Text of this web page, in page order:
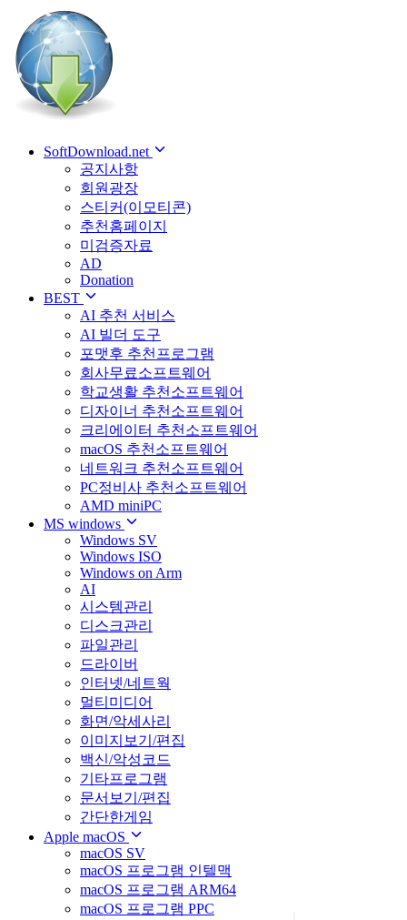
SoftDownload.net
공지사항
회원광장
스티커(이모티콘)
추천홈페이지
미검증자료
AD
Donation
BEST
AI 추천 서비스
AI 빌더 도구
포맷후 추천프로그램
회사무료소프트웨어
학교생활 추천소프트웨어
디자이너 추천소프트웨어
크리에이터 추천소프트웨어
macOS 추천소프트웨어
네트워크 추천소프트웨어
PC정비사 추천소프트웨어
AMD miniPC
MS windows
Windows SV
Windows ISO
Windows on Arm
AI
시스템관리
디스크관리
파일관리
드라이버
인터넷/네트웍
멀티미디어
화면/악세사리
이미지보기/편집
백신/악성코드
기타프로그램
문서보기/편집
간단한게임
Apple macOS
macOS SV
macOS 프로그램 인텔맥
macOS 프로그램 ARM64
macOS 프로그램 PPC